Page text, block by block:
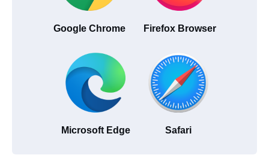
Google Chrome Firefox Browser
Microsoft Edge Safari